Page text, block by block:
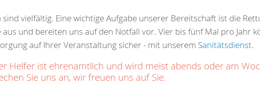
vielfältig. Eine wichtige Aufgabe unserer Bereitschaft ist die
und bereiten uns auf den Notfall vor. Vier bis fünf Mal pro Jahr
auf Ihrer Veranstaltung sicher - mit unserem Sanitätsdienst.
Helfer ist ehrenamtlich und wird meist abends oder am
Sie uns an, wir freuen uns auf Sie.